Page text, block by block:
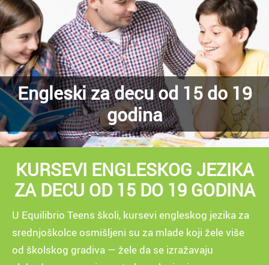
Engleski za decu od 15 do 19
godina
KURSEVI ENGLESKOG JEZIKA
ZA DECU OD 15 DO 19 GODINA
U Equilibrio Teens školi, kursevi engleskog jezika za
srednjoškolce osmišljeni su za mlade koji žele više
od školskog gradiva — žele da se izražavaju